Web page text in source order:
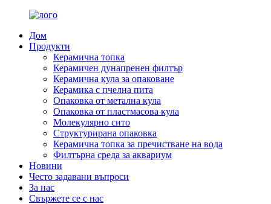
Дом
Продукти
Керамична топка
Керамичен дунапренен филтър
Керамична кула за опаковане
Керамика с пчелна пита
Опаковка от метална кула
Опаковка от пластмасова кула
Молекулярно сито
Структурирана опаковка
Керамична топка за пречистване на вода
Филтърна среда за аквариум
Новини
Често задавани въпроси
За нас
Свържете се с нас